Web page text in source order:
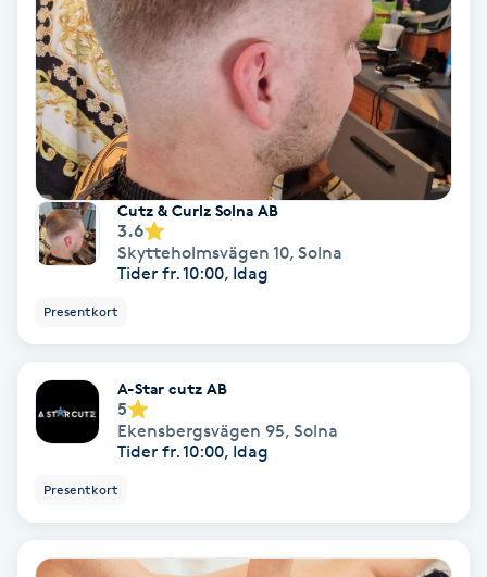
Spa
Spa manikyr & pedikyr
Spa-manikyr
Spa-pedikyr
Spraytan
Sugaring
Svensk massage
Cutz & Curlz Solna AB
3.6
Skytteholmsvägen 10, Solna
Tider fr. 10:00, Idag
Presentkort
A-Star cutz AB
5
Ekensbergsvägen 95, Solna
Tider fr. 10:00, Idag
Presentkort